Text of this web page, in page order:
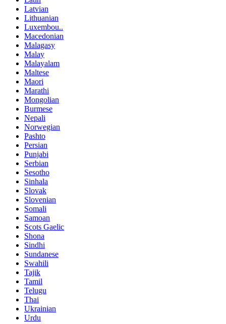
Latvian
Lithuanian
Luxembou..
Macedonian
Malagasy
Malay
Malayalam
Maltese
Maori
Marathi
Mongolian
Burmese
Nepali
Norwegian
Pashto
Persian
Punjabi
Serbian
Sesotho
Sinhala
Slovak
Slovenian
Somali
Samoan
Scots Gaelic
Shona
Sindhi
Sundanese
Swahili
Tajik
Tamil
Telugu
Thai
Ukrainian
Urdu